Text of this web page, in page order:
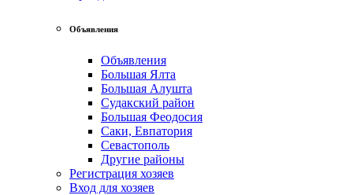
Объявления
Объявления
Большая Ялта
Большая Алушта
Судакский район
Большая Феодосия
Саки, Евпатория
Севастополь
Другие районы
Регистрация хозяев
Вход для хозяев